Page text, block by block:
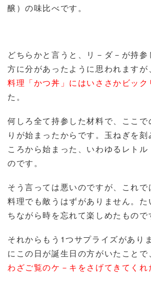
醸）の味比べです。
どちらかと言うと、リ－ダ－が持
方に分があったように思われますが
料理「かつ丼」にはいささかビック
た。
何しろ全て持参した材料で、ここ
りが始まったからです。玉ねぎを刻
ころから始まった、いわゆるレトル
のです。
そう言っては悪いのですが、これ
料理でも敵うはずがありません。
ちながら時を忘れて楽しめたもので
それからもう1つサプライズがあり
にこの日が誕生日の方がいたことで
わざご覧のケ－キをさげてきてくれ